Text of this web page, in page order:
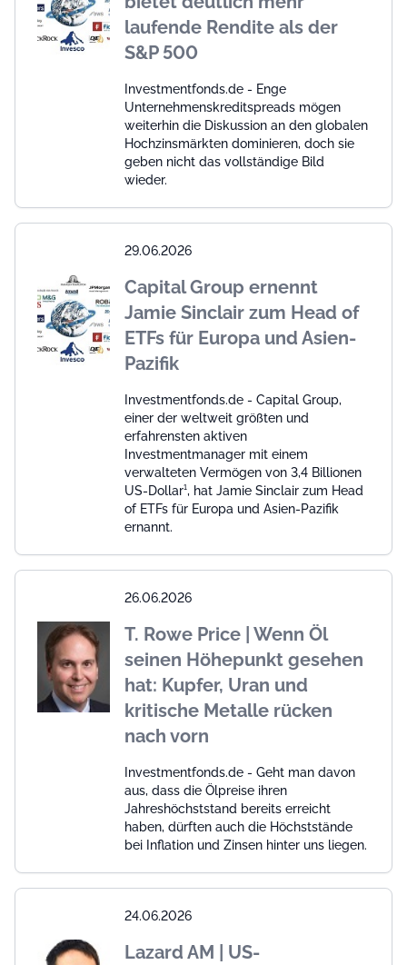
laufende Rendite als der
S&P 500
Investmentfonds.de - Enge
Unternehmenskreditspreads mögen
weiterhin die Diskussion an den globalen
Hochzinsmärkten dominieren, doch sie
geben nicht das vollständige Bild
wieder.
29.06.2026
Capital Group ernennt
Jamie Sinclair zum Head of
ETFs für Europa und Asien-
Pazifik
Investmentfonds.de - Capital Group,
einer der weltweit größten und
erfahrensten aktiven
Investmentmanager mit einem
verwalteten Vermögen von 3,4 Billionen
US-Dollar¹, hat Jamie Sinclair zum Head
of ETFs für Europa und Asien-Pazifik
ernannt.
26.06.2026
T. Rowe Price | Wenn Öl
seinen Höhepunkt gesehen
hat: Kupfer, Uran und
kritische Metalle rücken
nach vorn
Investmentfonds.de - Geht man davon
aus, dass die Ölpreise ihren
Jahreshöchststand bereits erreicht
haben, dürften auch die Höchststände
bei Inflation und Zinsen hinter uns liegen.
24.06.2026
Lazard AM | US-